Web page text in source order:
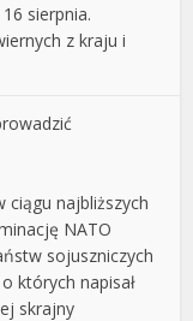
sierpnia.
z kraju i
ciągu najbliższych
NATO
sojuszniczych
których napisał
skrajny